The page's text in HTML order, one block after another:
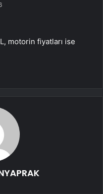
motorin fiyatları ise